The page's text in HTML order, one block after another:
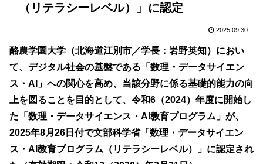
（リテラシーレベル）」に認定
2025.09.30
酪農学園大学（北海道江別市／学長：岩野英知）におい
て、デジタル社会の基盤である「数理・データサイエン
ス・AI」への関心を高め、当該分野に係る基礎的能力の向
上を図ることを目的として、令和6（2024）年度に開始し
た「数理・データサイエンス・AI教育プログラム」が、
2025年8月26日付で文部科学省「数理・データサイエン
ス・AI教育プログラム（リテラシーレベル）」に認定され